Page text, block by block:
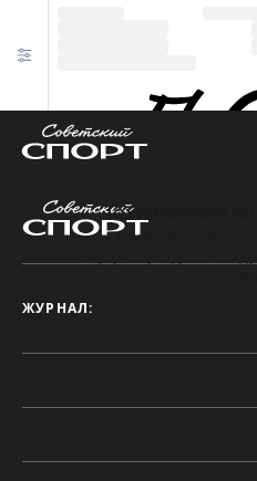
Техническая
Произошла ошибка.
ЖУРНАЛ: